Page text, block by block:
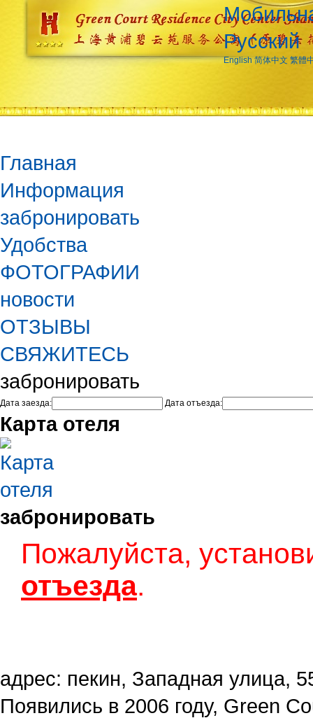
Русский
English 简体中文 繁體
Главная
Информация
забронировать
Удобства
ФОТОГРАФИИ
новости
ОТЗЫВЫ
СВЯЖИТЕСЬ
забронировать
Дата заезда: Дата отъезда:
Карта отеля
забронировать
Пожалуйста,
отъезда.
адрес: пекин, Западная улица,
Появились в 2006 году, Green